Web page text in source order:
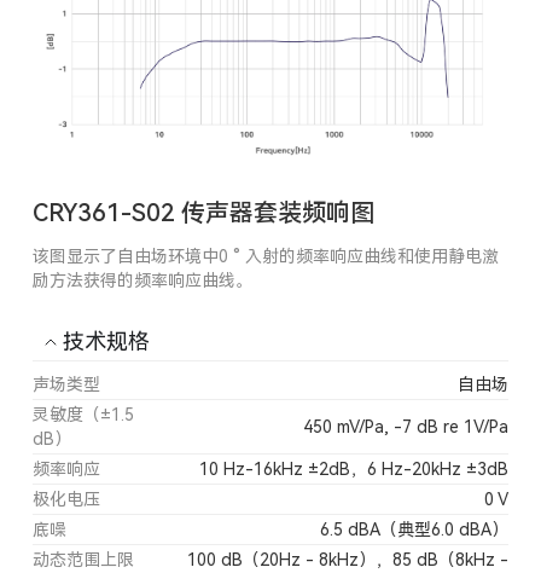
CRY361-S02 传声器套装频响图
该图显示了自由场环境中0 ° 入射的频率响应曲线和使用静电激
励方法获得的频率响应曲线。
技术规格
声场类型
自由场
灵敏度（±1.5
dB）
450 mV/Pa, -7 dB re 1V/Pa
频率响应
10 Hz-16kHz ±2dB，6 Hz-20kHz ±3dB
极化电压
0 V
底噪
6.5 dBA（典型6.0 dBA）
动态范围上限
100 dB（20Hz - 8kHz），85 dB（8kHz -